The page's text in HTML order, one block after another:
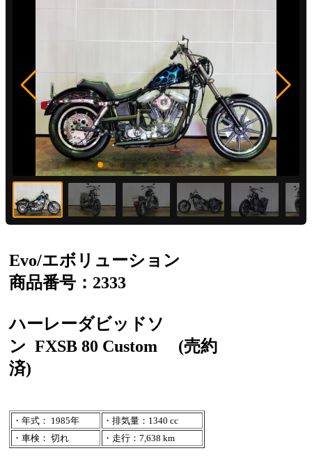
Evo/エボリューション
商品番号：2333
ハーレーダビッドソ
ン FXSB 80 Custom
(売約
済)
・年式： 1985年
・排気量：1340 cc
・車検： 切れ
・走行：7,638 km